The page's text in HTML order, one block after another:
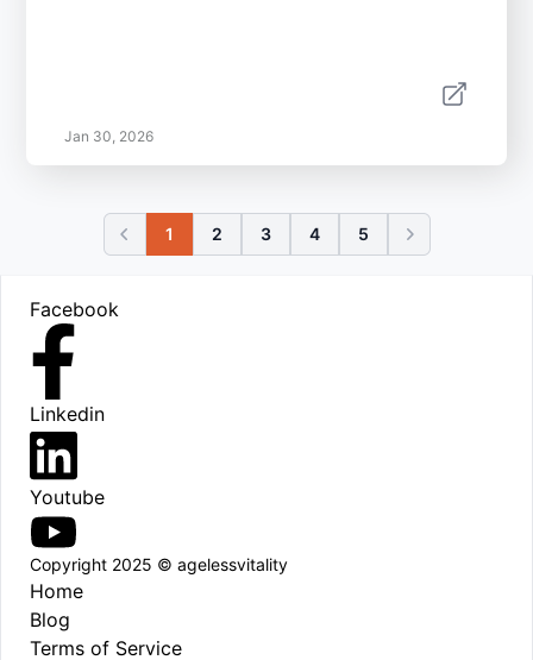
Jan 30, 2026
1 2 3 4 5
Facebook
Linkedin
Youtube
Copyright 2025 © agelessvitality
Home
Blog
Terms of Service